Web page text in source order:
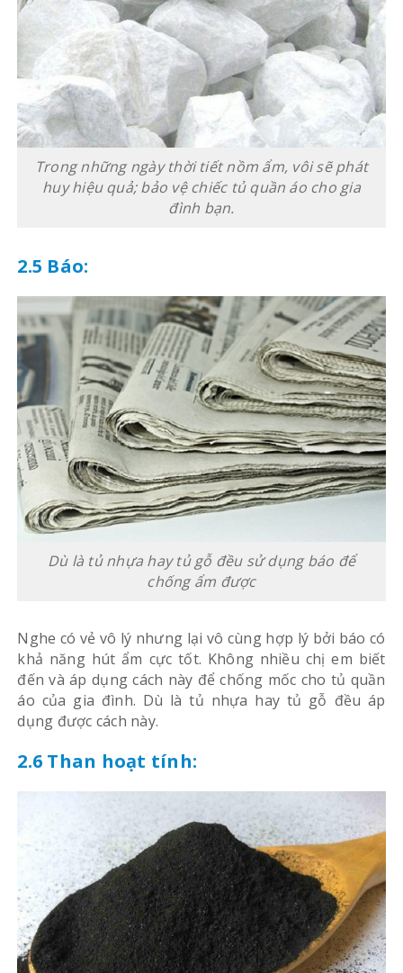
Trong những ngày thời tiết nồm ẩm, vôi sẽ phát
huy hiệu quả; bảo vệ chiếc tủ quần áo cho gia
đình bạn.
2.5 Báo:
Dù là tủ nhựa hay tủ gỗ đều sử dụng báo để
chống ẩm được
Nghe có vẻ vô lý nhưng lại vô cùng hợp lý bởi báo có
khả năng hút ẩm cực tốt. Không nhiều chị em biết
đến và áp dụng cách này để chống mốc cho tủ quần
áo của gia đình. Dù là tủ nhựa hay tủ gỗ đều áp
dụng được cách này.
2.6 Than hoạt tính: